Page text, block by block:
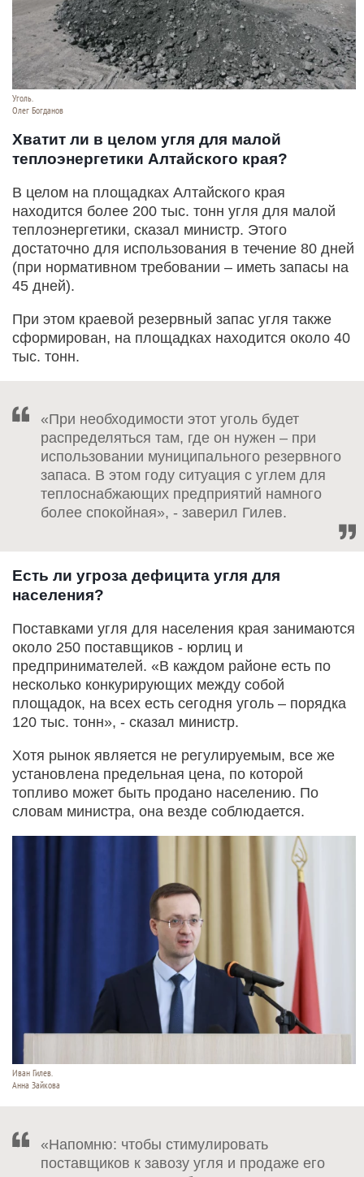
Уголь.
Олег Богданов
Хватит ли в целом угля для малой
теплоэнергетики Алтайского края?
В целом на площадках Алтайского края
находится более 200 тыс. тонн угля для малой
теплоэнергетики, сказал министр. Этого
достаточно для использования в течение 80 дней
(при нормативном требовании – иметь запасы на
45 дней).
При этом краевой резервный запас угля также
сформирован, на площадках находится около 40
тыс. тонн.
«При необходимости этот уголь будет
распределяться там, где он нужен – при
использовании муниципального резервного
запаса. В этом году ситуация с углем для
теплоснабжающих предприятий намного
более спокойная», - заверил Гилев.
Есть ли угроза дефицита угля для
населения?
Поставками угля для населения края занимаются
около 250 поставщиков - юрлиц и
предпринимателей. «В каждом районе есть по
несколько конкурирующих между собой
площадок, на всех есть сегодня уголь – порядка
120 тыс. тонн», - сказал министр.
Хотя рынок является не регулируемым, все же
установлена предельная цена, по которой
топливо может быть продано населению. По
словам министра, она везде соблюдается.
Иван Гилев.
Анна Зайкова
«Напомню: чтобы стимулировать
поставщиков к завозу угля и продаже его